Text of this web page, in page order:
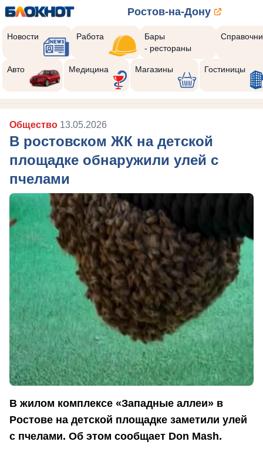
Ростов-на-Дону
Новости Работа
Бары
- рестораны
Авто Медицина Магазины Гостиницы
Общество 13.05.2026
В ростовском ЖК на детской
площадке обнаружили улей с
пчелами
В жилом комплексе «Западные аллеи» в
Ростове на детской площадке заметили улей
с пчелами. Об этом сообщает Don Mash.